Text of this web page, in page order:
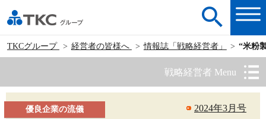
TKCグループ 経営者の皆様へ 情報誌「戦略経営者」 “米粉
戦略経営者 Menu
2024年3月号
優良企業の流儀